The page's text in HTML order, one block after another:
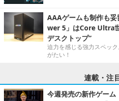
AAAゲームも制作も
wer 5」はCore Ultra
デスクトップ”
迫力を感じる強力スペッ
がたい！
連載・注
今週発売の新作ゲー